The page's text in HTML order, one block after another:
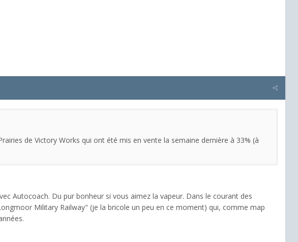
de Victory Works qui ont été mis en vente la semaine dernière à 33% (à
Autocoach. Du pur bonheur si vous aimez la vapeur. Dans le courant des
Military Railway" (je la bricole un peu en ce moment) qui, comme map